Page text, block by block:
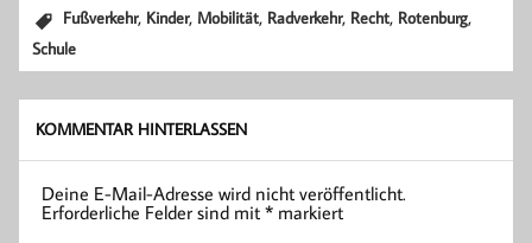
Fußverkehr, Kinder, Mobilität, Radverkehr, Recht, Rotenburg,
Schule
KOMMENTAR HINTERLASSEN
Deine E-Mail-Adresse wird nicht veröffentlicht.
Erforderliche Felder sind mit* markiert